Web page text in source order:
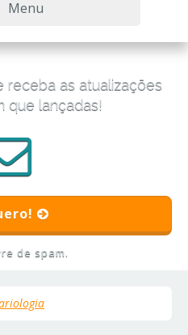
Menu
receba as atualizações
que lançadas!
de spam.